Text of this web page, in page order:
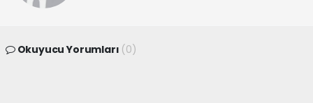
Okuyucu Yorumları (0)